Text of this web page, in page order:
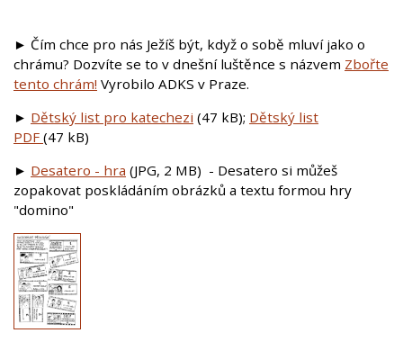
► Čím chce pro nás Ježíš být, když o sobě mluví jako o
chrámu? Dozvíte se to v dnešní luštěnce s názvem Zbořte
tento chrám! Vyrobilo ADKS v Praze.
► Dětský list pro katechezi (47 kB); Dětský list
PDF (47 kB)
► Desatero - hra (JPG, 2 MB) - Desatero si můžeš
zopakovat poskládáním obrázků a textu formou hry
"domino"